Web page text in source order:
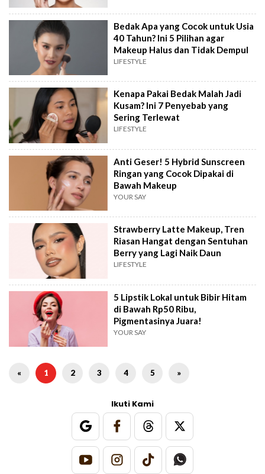
Bedak Apa yang Cocok untuk Usia
40 Tahun? Ini 5 Pilihan agar
Makeup Halus dan Tidak Dempul
LIFESTYLE
Kenapa Pakai Bedak Malah Jadi
Kusam? Ini 7 Penyebab yang
Sering Terlewat
LIFESTYLE
Anti Geser! 5 Hybrid Sunscreen
Ringan yang Cocok Dipakai di
Bawah Makeup
YOUR SAY
Strawberry Latte Makeup, Tren
Riasan Hangat dengan Sentuhan
Berry yang Lagi Naik Daun
LIFESTYLE
5 Lipstik Lokal untuk Bibir Hitam
di Bawah Rp50 Ribu,
Pigmentasinya Juara!
YOUR SAY
« 1 2 3 4 5 »
Ikuti Kami